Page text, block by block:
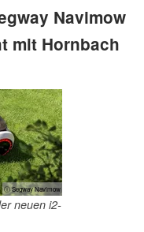
Navimow
mit Hornbach
ⓘ Segway Navimow
neuen i2-